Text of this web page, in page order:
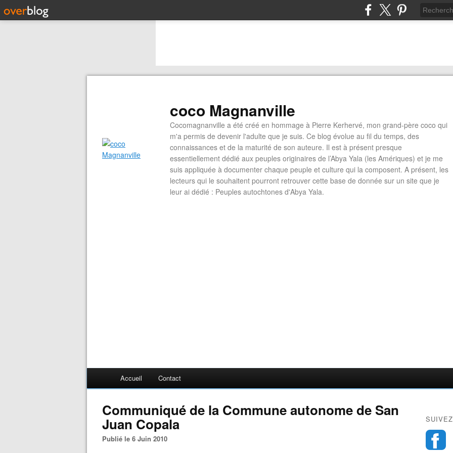
coco Magnanville
Cocomagnanville a été créé en hommage à Pierre Kerhervé, mon grand-père coco qui
m'a permis de devenir l'adulte que je suis. Ce blog évolue au fil du temps, des
connaissances et de la maturité de son auteure. Il est à présent presque
essentiellement dédié aux peuples originaires de l’Abya Yala (les Amériques) et je me
suis appliquée à documenter chaque peuple et culture qui la composent. A présent, les
lecteurs qui le souhaitent pourront retrouver cette base de donnée sur un site que je
leur ai dédié : Peuples autochtones d'Abya Yala.
Accueil Contact
Communiqué de la Commune autonome de San
Juan Copala
Publié le 6 Juin 2010